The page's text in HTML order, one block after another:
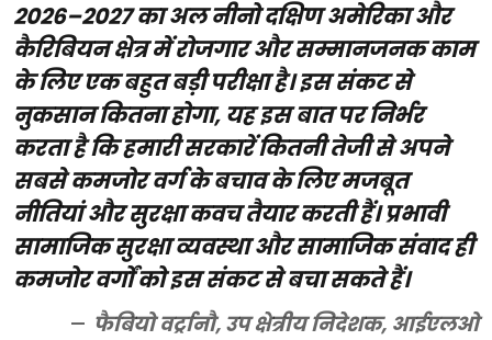
2026–2027 का अल नीनो दक्षिण अमेरिका और
कैरिबियन क्षेत्र में रोजगार और सम्मानजनक काम
के लिए एक बहुत बड़ी परीक्षा है। इस संकट से
नुकसान कितना होगा, यह इस बात पर निर्भर
करता है कि हमारी सरकारें कितनी तेजी से अपने
सबसे कमजोर वर्ग के बचाव के लिए मजबूत
नीतियां और सुरक्षा कवच तैयार करती हैं। प्रभावी
सामाजिक सुरक्षा व्यवस्था और सामाजिक संवाद ही
कमजोर वर्गों को इस संकट से बचा सकते हैं।
फैबियो वर्ट्रानौ, उप क्षेत्रीय निदेशक, आईएलओ